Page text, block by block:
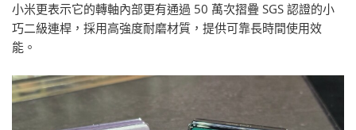
小米更表示它的轉軸內部更有通過 50 萬次摺疊 SGS 認證的小
巧二級連桿，採用高強度耐磨材質，提供可靠長時間使用效
能。